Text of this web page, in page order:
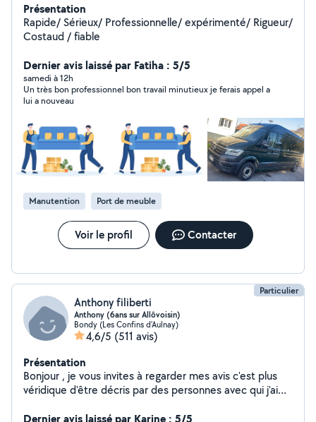
Présentation
Rapide/ Sérieux/ Professionnelle/ expérimenté/ Rigueur/
Costaud / fiable
Dernier avis laissé par Fatiha : 5/5
samedi à 12h
Un très bon professionnel bon travail minutieux je ferais appel a
lui a nouveau
Manutention Port de meuble
Voir le profil Contacter
Particulier
Anthony filiberti
Anthony (6ans sur Allôvoisin)
Bondy (Les Confins d'Aulnay)
4,6/5 (511 avis)
Présentation
Bonjour , je vous invites à regarder mes avis c'est plus
véridique d'être décris par des personnes avec qui j'ai
Dernier avis laissé par Karine : 5/5